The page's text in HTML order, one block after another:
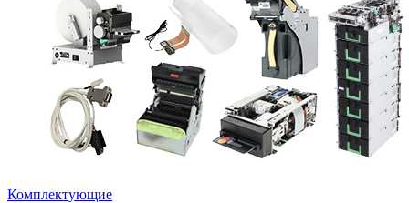
Комплектующие